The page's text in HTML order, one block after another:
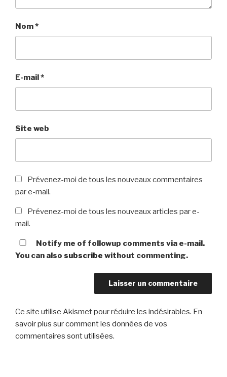
Nom*
E-mail*
Site web
Prévenez-moi de tous les nouveaux commentaires
par e-mail.
Prévenez-moi de tous les nouveaux articles par e-
mail.
Notify me of followup comments via e-mail.
You can also subscribe without commenting.
Ce site utilise Akismet pour réduire les indésirables. En
savoir plus sur comment les données de vos
commentaires sont utilisées.